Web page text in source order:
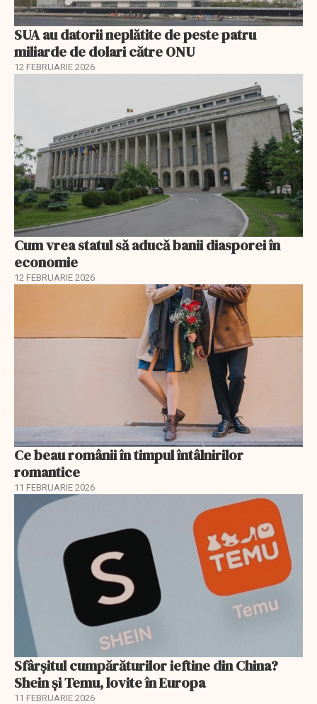
SUA au datorii neplătite de peste patru
miliarde de dolari către ONU
12 FEBRUARIE 2026
Cum vrea statul să aducă banii diasporei în
economie
12 FEBRUARIE 2026
Ce beau românii în timpul întâlnirilor
romantice
11 FEBRUARIE 2026
Sfârșitul cumpărăturilor ieftine din China?
Shein și Temu, lovite în Europa
11 FEBRUARIE 2026